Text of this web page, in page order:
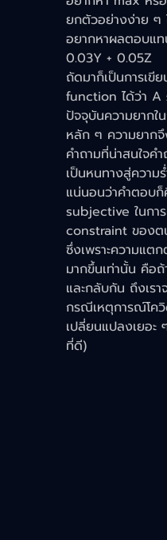
ยกตัวอย่างง่าย ๆ
อยากหาผลตอบแ
0.03Y + 0.05Z
ถัดมาก็เป็นการเ
function ได้ว่า
ปัจจุบันความยากใ
หลัก ๆ ความยาก
คำถามที่น่าสนใจ
เป็นหนทางสู่ความ
แน่นอนว่าคำตอบ
subjective ในก
constraint ของต
ซึ่งเพราะความแต
มากขึ้นเท่านั้น คือถ้
และกลับกัน ถึงเร
กรณีเหตุการณ์โควิ
เปลี่ยนแปลงเยอ
ที่ดี)